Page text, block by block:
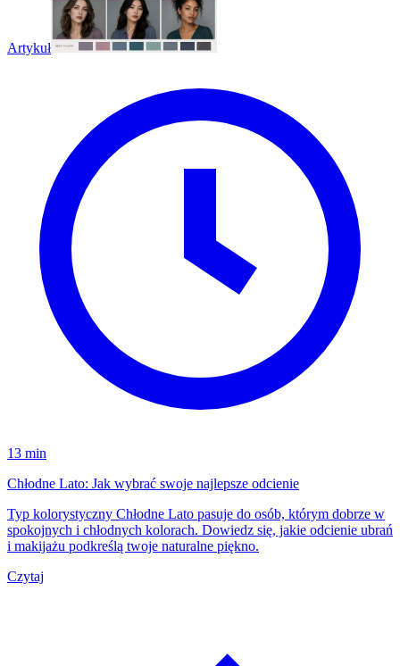
Artykuł
13 min
Chłodne Lato: Jak wybrać swoje najlepsze odcienie
Typ kolorystyczny Chłodne Lato pasuje do osób, którym dobrze w
spokojnych i chłodnych kolorach. Dowiedz się, jakie odcienie ubrań
i makijażu podkreślą twoje naturalne piękno.
Czytaj